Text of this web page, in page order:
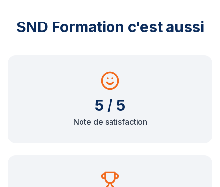
SND Formation c'est aussi
5 / 5
Note de satisfaction